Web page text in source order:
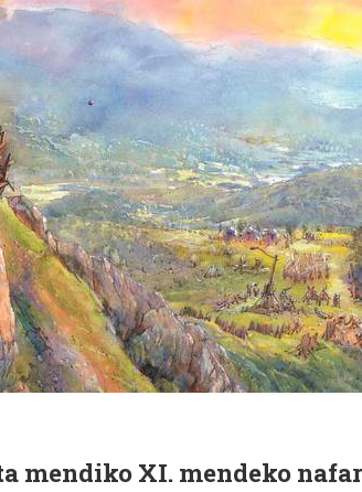
mendiko XI. mendeko nafar